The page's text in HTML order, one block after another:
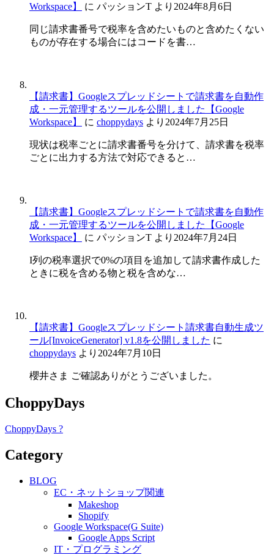
Workspace】
に パッションT より 2024年8月6日
同じ請求書番号で税率を含めたいものと含めたくない
ものが存在する場合にはコードを書…
【請求書】Googleスプレッドシートで請求書を自動作
成・一元管理するツールを公開しました【Google
Workspace】
に choppydays より 2024年7月25日
現状は税率ごとに請求書番号を分けて、請求書を税率
ごとに出力する方法で対応できると…
【請求書】Googleスプレッドシートで請求書を自動作
成・一元管理するツールを公開しました【Google
Workspace】
に パッションT より 2024年7月24日
I列の税率選択で0%の項目を追加して請求書作成した
ときに税を含める物と税を含めな…
【請求書】Googleスプレッドシート請求書自動生成ツ
ール[InvoiceGenerator] v1.8を公開しました に
choppydays より 2024年7月10日
櫻井さま ご確認ありがとうございました。
ChoppyDays
ChoppyDays ?
Category
BLOG
EC・ネットショップ関連
Makeshop
Shopify
Google Workspace(G Suite)
Google Apps Script
IT・プログラミング